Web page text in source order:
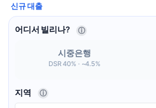
신규 대출
어디서 빌리나? ⓘ
시중은행
DSR 40% · ~4.5%
지역 ⓘ